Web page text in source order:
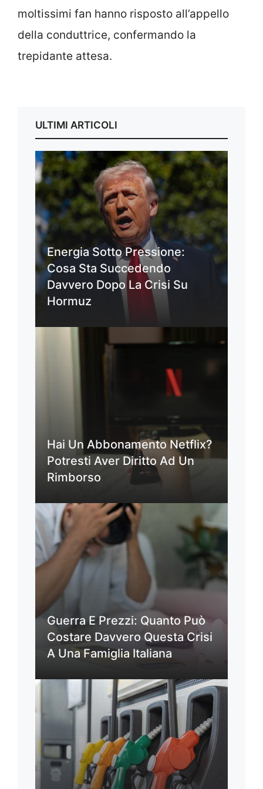
moltissimi fan hanno risposto all’appello
della conduttrice, confermando la
trepidante attesa.
ULTIMI ARTICOLI
Energia Sotto Pressione:
Cosa Sta Succedendo
Davvero Dopo La Crisi Su
Hormuz
Hai Un Abbonamento Netflix?
Potresti Aver Diritto Ad Un
Rimborso
Guerra E Prezzi: Quanto Può
Costare Davvero Questa Crisi
A Una Famiglia Italiana